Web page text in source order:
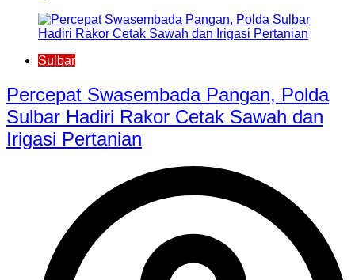
Sulbar
Percepat Swasembada Pangan, Polda
Sulbar Hadiri Rakor Cetak Sawah dan
Irigasi Pertanian